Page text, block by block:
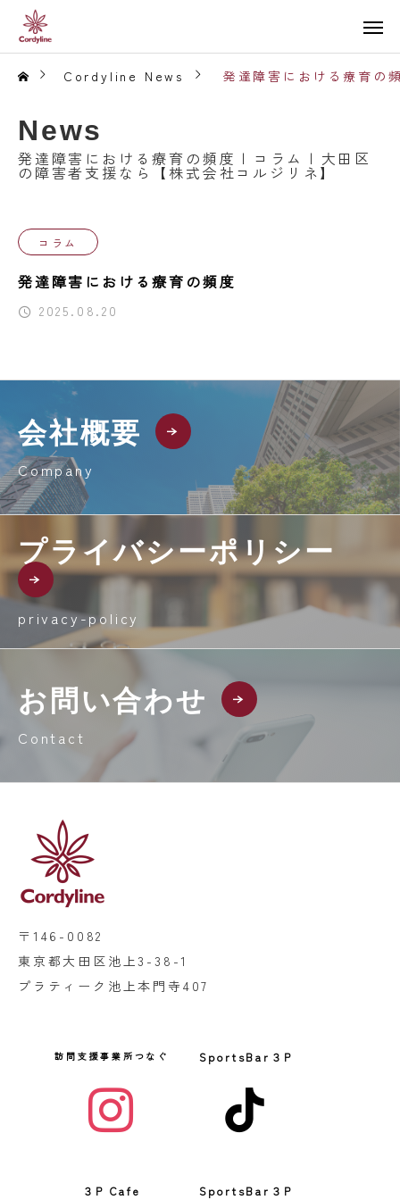
Cordyline News 発達障害における療育の
News
発達障害における療育の頻度 | コラム | 大田区
の障害者支援なら【株式会社コルジリネ】
コラム
発達障害における療育の頻度
2025.08.20
会社概要
Company
プライバシーポリシー
privacy-policy
お問い合わせ
Contact
〒146-0082
東京都大田区池上3-38-1
プラティーク池上本門寺407